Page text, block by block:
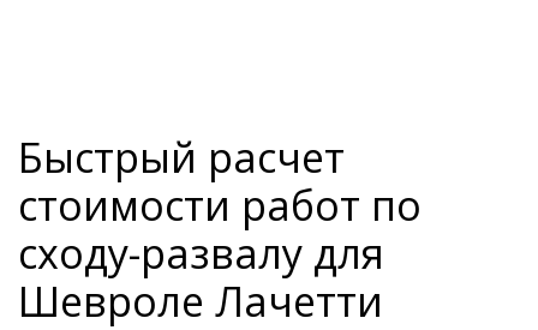
Быстрый расчет
стоимости работ по
сходу-развалу для
Шевроле Лачетти